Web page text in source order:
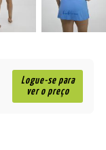
Logue-se para
ver o preço